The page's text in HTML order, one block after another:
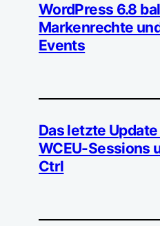
WordPress 6.8
Markenrechte
Events
Das letzte
WCEU-Sessions
Ctrl